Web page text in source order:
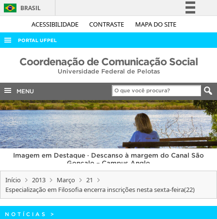
ACESSIBILIDADE CONTRASTE MAPA DO SITE
BRASIL
Simplifique!
Acesso à informação
Legislação
Canais
PORTAL UFPEL
ACESSO À INFORMAÇÃO
COBALTO
CONCURSOS
EDITAIS
INTERNACIONAL
OUVIDORIA
PORTARIAS
TELEFONES
Coordenação de Comunicação Social
Universidade Federal de Pelotas
MENU
Imagem em Destaque · Descanso à margem do Canal São
Gonçalo – Campus Anglo
Início 2013 Março
21
Especialização em Filosofia encerra inscrições nesta sexta-feira(22)
NOTÍCIAS >